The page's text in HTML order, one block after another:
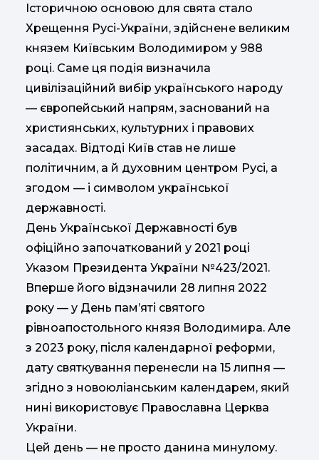
Історичною основою для свята стало
Хрещення Русі-України, здійснене великим
князем Київським Володимиром у 988
році. Саме ця подія визначила
цивілізаційний вибір українського народу
— європейський напрям, заснований на
християнських, культурних і правових
засадах. Відтоді Київ став не лише
політичним, а й духовним центром Русі, а
згодом — і символом української
державності.
День Української Державності був
офіційно започаткований у 2021 році
Указом Президента України №423/2021.
Вперше його відзначили 28 липня 2022
року — у День пам’яті святого
рівноапостольного князя Володимира. Але
з 2023 року, після календарної реформи,
дату святкування перенесли на 15 липня —
згідно з новоюліанським календарем, який
нині використовує Православна Церква
України.
Цей день — не просто данина минулому.